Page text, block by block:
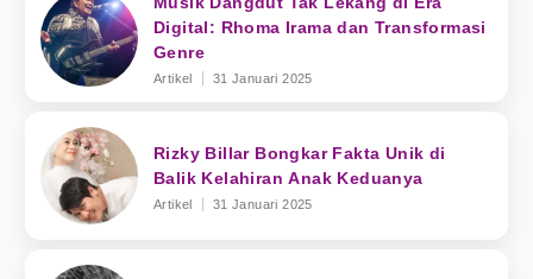
Digital: Rhoma Irama dan Transformasi
Genre
Artikel 31 Januari 2025
Rizky Billar Bongkar Fakta Unik di
Balik Kelahiran Anak Keduanya
Artikel 31 Januari 2025